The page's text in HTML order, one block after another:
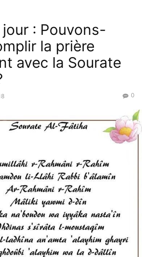
: Pouvons-
la prière
avec la Sourate
0